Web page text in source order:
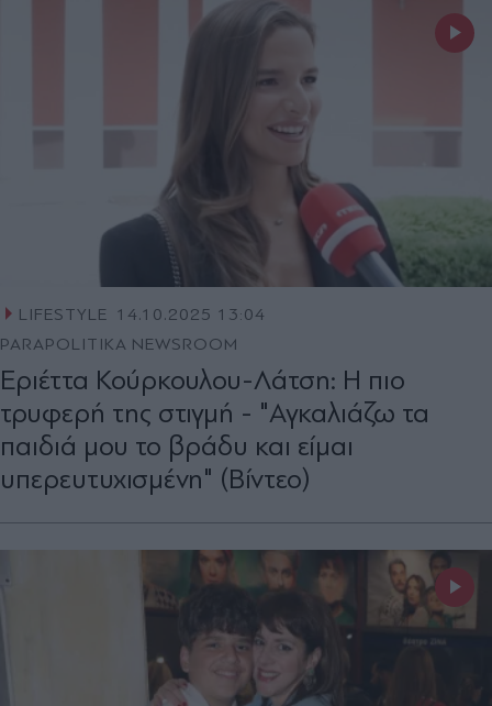
LIFESTYLE
14.10.2025 13:04
PARAPOLITIKA NEWSROOM
Εριέττα Κούρκουλου-Λάτση: Η πιο
τρυφερή της στιγμή - "Αγκαλιάζω τα
παιδιά μου το βράδυ και είμαι
υπερευτυχισμένη" (Βίντεο)